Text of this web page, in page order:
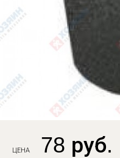
ЦЕНА 78 руб.